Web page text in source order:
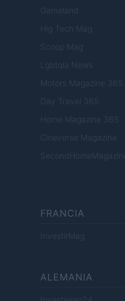
Gameland
Hig Tech Mag
Scoop Mag
Lgbtqia News
Motors Magazine 365
Day Travel 365
Home Magazine 365
Cineverse Magazine
SecondHomeMagazine
FRANCIA
InvestirMag
ALEMANIA